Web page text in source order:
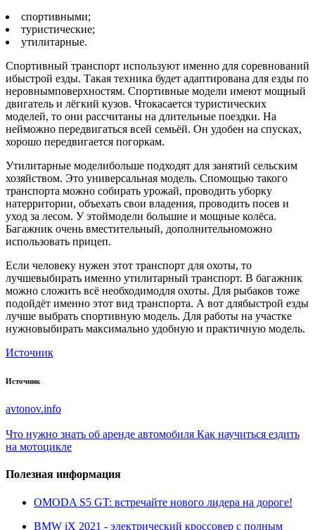
спортивными;
туристические;
утилитарные.
Спортивный транспорт используют именно для соревнований
ибыстрой езды. Такая техника будет адаптирована для езды по
неровнымповерхностям. Спортивные модели имеют мощный
двигатель и лёгкий кузов. Чтокасается туристических
моделей, то они рассчитаны на длительные поездки. На
нейможно передвигаться всей семьёй. Он удобен на спусках,
хорошо передвигается погоркам.
Утилитарные моделибольше подходят для занятий сельским
хозяйством. Это универсальная модель. Спомощью такого
транспорта можно собирать урожай, проводить уборку
натерритории, объехать свои владения, проводить посев и
уход за лесом. У этоймодели большие и мощные колёса.
Багажник очень вместительный, дополнительноможно
использовать прицеп.
Если человеку нужен этот транспорт для охоты, то
лучшевыбирать именно утилитарный транспорт. В багажник
можно сложить всё необходимодля охоты. Для рыбаков тоже
подойдёт именно этот вид транспорта. А вот длябыстрой езды
лучше выбрать спортивную модель. Для работы на участке
нужновыбирать максимально удобную и практичную модель.
Источник
Источник
avtonov.info
Что нужно знать об аренде автомобиля Как научиться ездить
на мотоцикле
Полезная информация
OMODA S5 GT: встречайте нового лидера на дороге!
BMW iX 2021 - электрический кроссовер с полным